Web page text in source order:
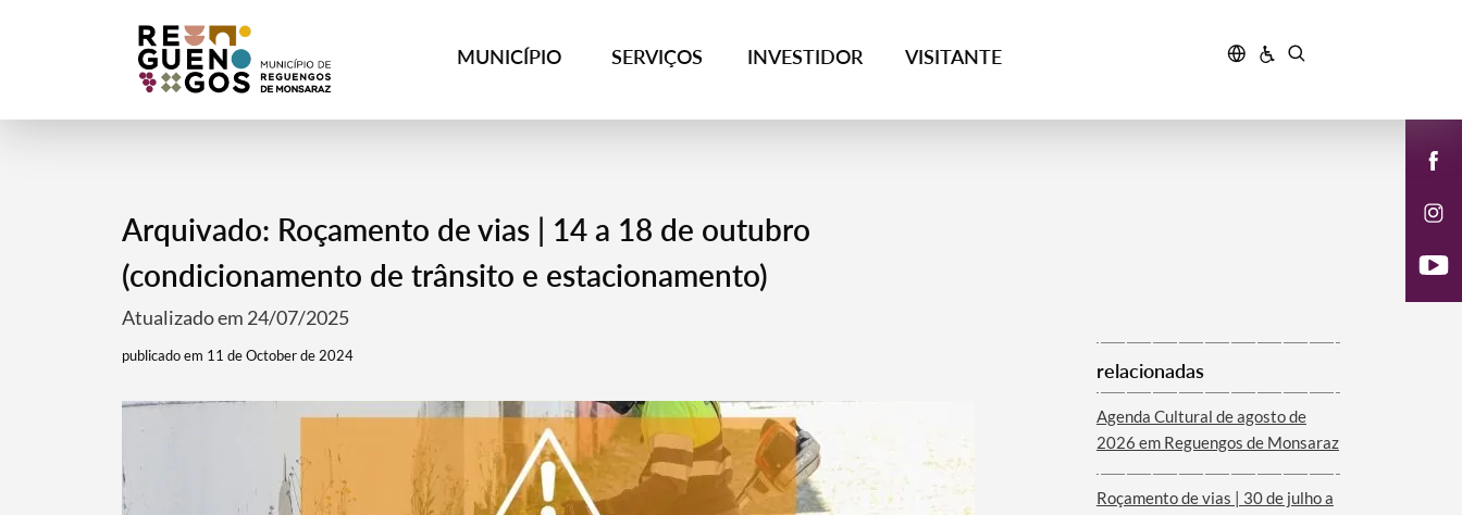
MUNICÍPIO SERVIÇOS INVESTIDOR VISITANTE
Arquivado: Roçamento de vias | 14 a 18 de outubro
(condicionamento de trânsito e estacionamento)
Atualizado em 24/07/2025
publicado em 11 de October de 2024
relacionadas
Agenda Cultural de agosto de
2026 em Reguengos de Monsaraz
Roçamento de vias | 30 de julho a